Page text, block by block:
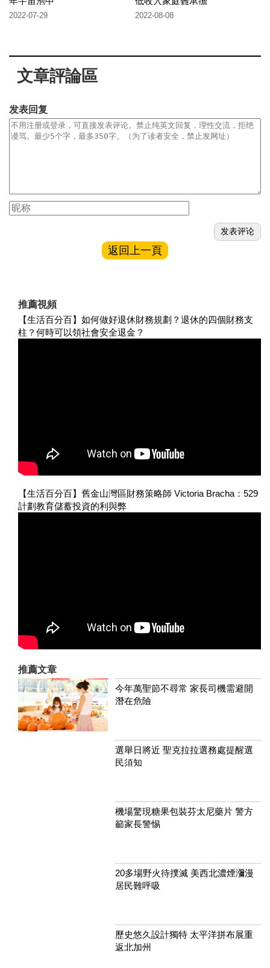
2022-07-29 2022-08-08
文章評論區
发表回复
返回上一頁
推薦視頻
【生活百分百】如何做好退休財務規劃？退休的四個財務支
柱？何時可以領社會安全退金？
【生活百分百】舊金山灣區財務策略師 Victoria Bracha：529
計劃教育儲蓄投資的利與弊
推薦文章
今年萬聖節不尋常 家長司機需避開
潛在危險
選舉日將近 聖克拉拉選務處提醒選
民須知
機場驚現糖果包裝芬太尼藥片 警方
籲家長警惕
20多場野火待撲滅 美西北濃煙瀰漫
居民難呼吸
歷史悠久設計獨特 太平洋拼布展重
返北加州